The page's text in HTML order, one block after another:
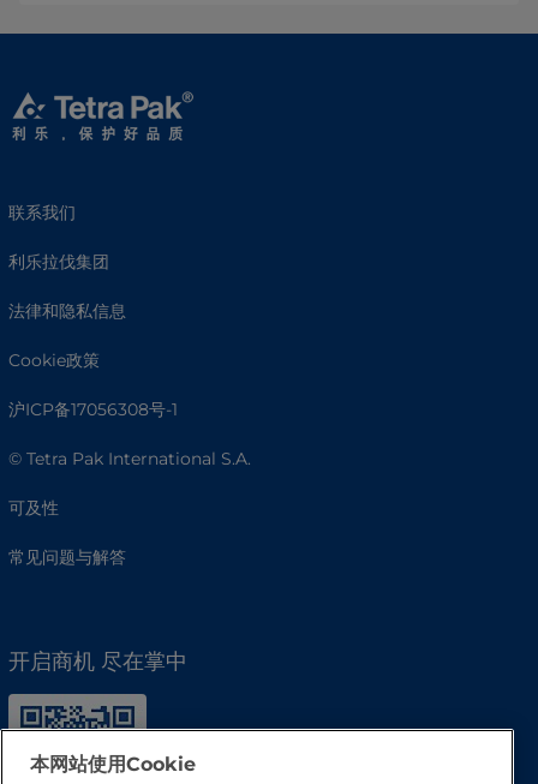
联系我们
利乐拉伐集团
法律和隐私信息
Cookie政策
沪ICP备17056308号-1
© Tetra Pak International S.A.
可及性
常见问题与解答
开启商机 尽在掌中
本网站使用Cookie